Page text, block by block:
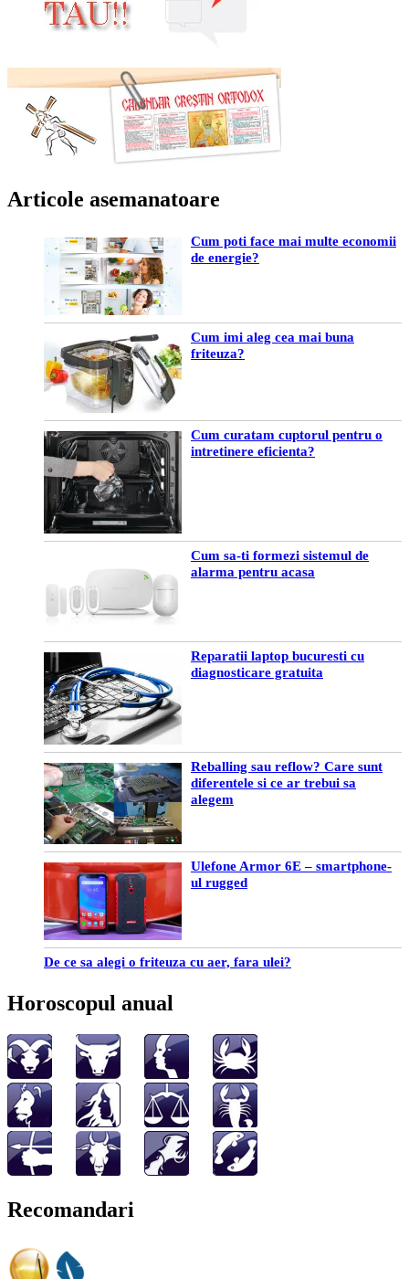
Articole asemanatoare
Cum poti face mai multe economii
de energie?
Cum imi aleg cea mai buna
friteuza?
Cum curatam cuptorul pentru o
intretinere eficienta?
Cum sa-ti formezi sistemul de
alarma pentru acasa
Reparatii laptop bucuresti cu
diagnosticare gratuita
Reballing sau reflow? Care sunt
diferentele si ce ar trebui sa
alegem
Ulefone Armor 6E – smartphone-
ul rugged
De ce sa alegi o friteuza cu aer, fara ulei?
Horoscopul anual
Recomandari